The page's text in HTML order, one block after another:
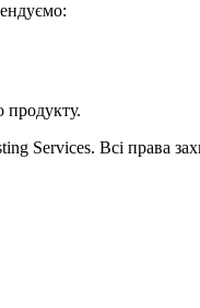
продукту.
Services. Всі права